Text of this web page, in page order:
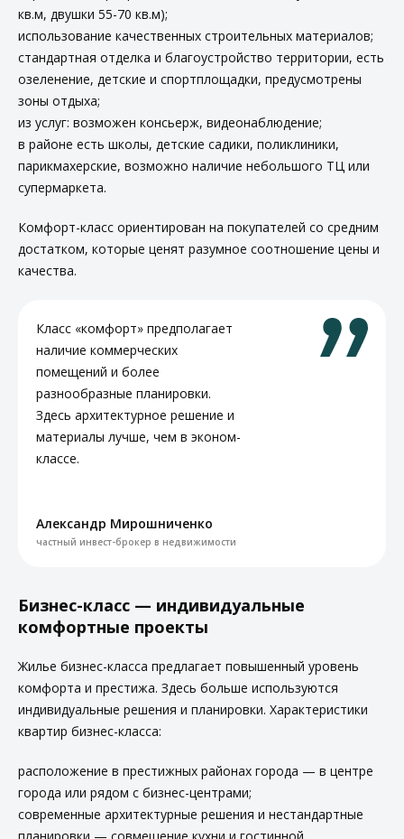
кв.м, двушки 55-70 кв.м);
использование качественных строительных материалов;
стандартная отделка и благоустройство территории, есть
озеленение, детские и спортплощадки, предусмотрены
зоны отдыха;
из услуг: возможен консьерж, видеонаблюдение;
в районе есть школы, детские садики, поликлиники,
парикмахерские, возможно наличие небольшого ТЦ или
супермаркета.
Комфорт-класс ориентирован на покупателей со средним
достатком, которые ценят разумное соотношение цены и
качества.
Класс «комфорт» предполагает
наличие коммерческих
помещений и более
разнообразные планировки.
Здесь архитектурное решение и
материалы лучше, чем в эконом-
классе.
Александр Мирошниченко
частный инвест-брокер в недвижимости
Бизнес-класс — индивидуальные
комфортные проекты
Жилье бизнес-класса предлагает повышенный уровень
комфорта и престижа. Здесь больше используются
индивидуальные решения и планировки. Характеристики
квартир бизнес-класса:
расположение в престижных районах города — в центре
города или рядом с бизнес-центрами;
современные архитектурные решения и нестандартные